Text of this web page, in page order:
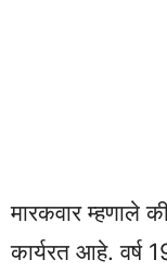
मारकवार म्हणाले
कार्यरत आहे. वर्ष